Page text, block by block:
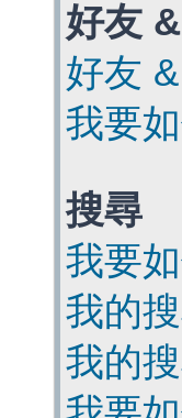
好友
好友
我要
搜尋
我要
我的
我的